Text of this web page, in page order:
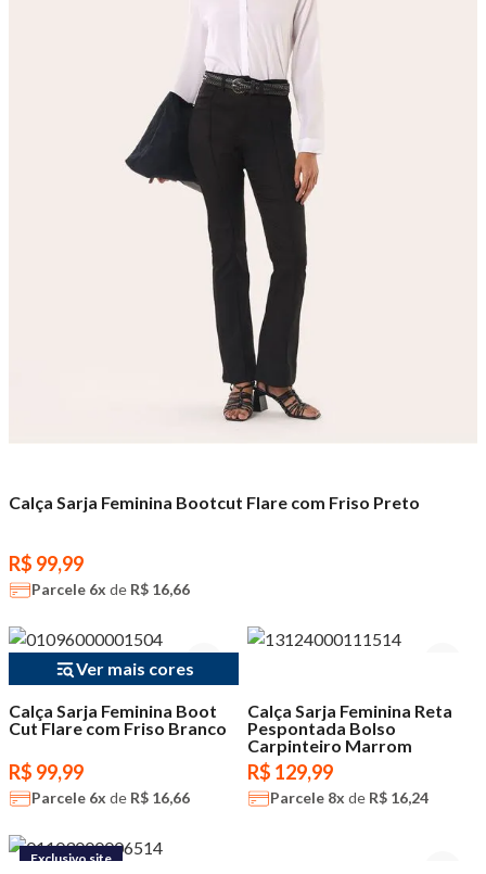
Calça Sarja Feminina Bootcut Flare com Friso Preto
R$ 99,99
Parcele 6x de R$ 16,66
Ver mais cores
Calça Sarja Feminina Boot
Cut Flare com Friso Branco
R$ 99,99
Parcele 6x de R$ 16,66
Calça Sarja Feminina Reta
Pespontada Bolso
Carpinteiro Marrom
R$ 129,99
Parcele 8x de R$ 16,24
Exclusivo site